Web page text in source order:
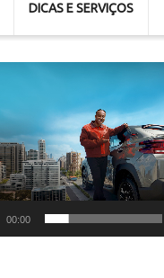
DICAS E SERVIÇOS
00:00